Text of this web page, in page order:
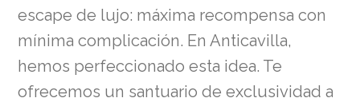
escape de lujo: máxima recompensa con
mínima complicación. En Anticavilla,
hemos perfeccionado esta idea. Te
ofrecemos un santuario de exclusividad a